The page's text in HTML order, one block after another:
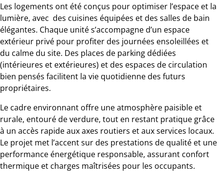
Les logements ont été conçus pour optimiser l’espace et la
lumière, avec des cuisines équipées et des salles de bain
élégantes. Chaque unité s’accompagne d’un espace
extérieur privé pour profiter des journées ensoleillées et
du calme du site. Des places de parking dédiées
(intérieures et extérieures) et des espaces de circulation
bien pensés facilitent la vie quotidienne des futurs
propriétaires.
Le cadre environnant offre une atmosphère paisible et
rurale, entouré de verdure, tout en restant pratique grâce
à un accès rapide aux axes routiers et aux services locaux.
Le projet met l’accent sur des prestations de qualité et une
performance énergétique responsable, assurant confort
thermique et charges maîtrisées pour les occupants.